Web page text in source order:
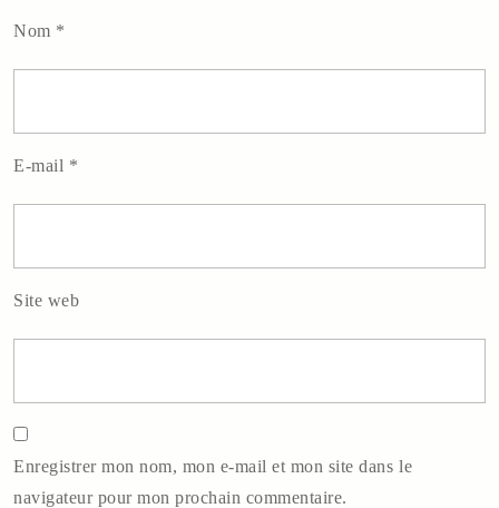
Nom *
E-mail *
Site web
Enregistrer mon nom, mon e-mail et mon site dans le
navigateur pour mon prochain commentaire.